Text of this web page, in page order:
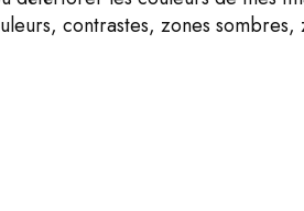
contrastes, zones sombres,